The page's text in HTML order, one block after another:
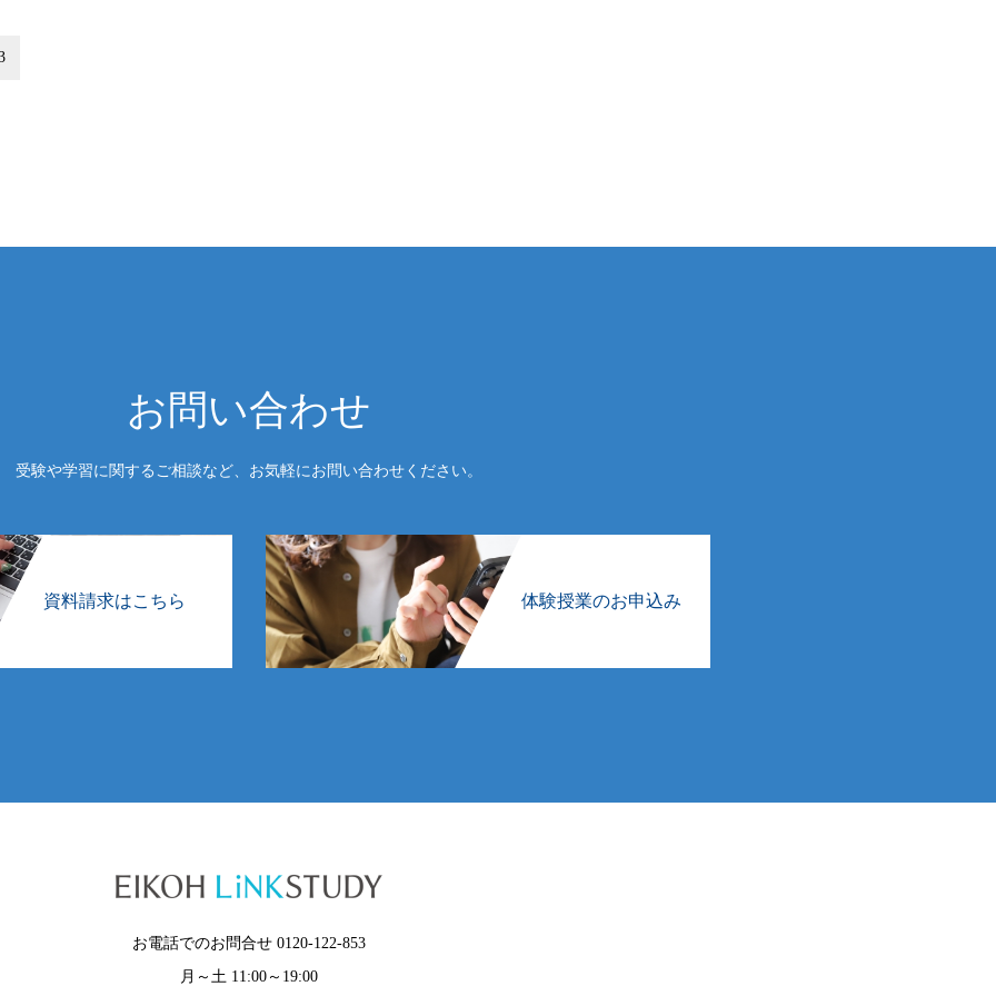
お問い合わせ
受験や学習に関するご相談など、お気軽にお問い合わせください。
資料請求はこちら 体験授業のお申込み
お電話でのお問合せ 0120-122-853
月～土 11:00～19:00